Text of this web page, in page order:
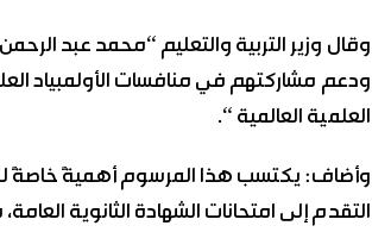
وقال وزير التربية والتعليم “محمد عبد
ودعم مشاركتهم في منافسات الأولمبياد
العلمية العالمية “.
وأضاف: يكتسب هذا المرسوم أهميةً خاصةً
التقدم إلى امتحانات الشهادة الثانوية